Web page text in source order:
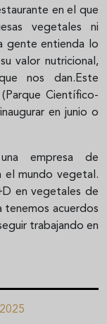
en el que
vegetales ni
gente entienda lo
valor nutricional,
nos dan.Este
Científico-
en junio o
empresa de
el mundo vegetal.
en vegetales de
tenemos acuerdos
trabajando en